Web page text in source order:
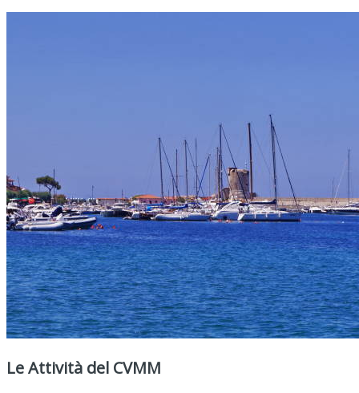
Le Attività del CVMM